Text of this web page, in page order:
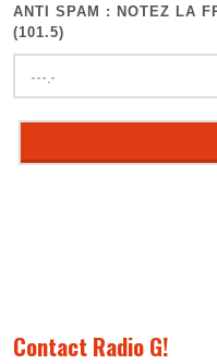
ANTI SPAM : NOTEZ LA
(101.5)
Contact Radio G!